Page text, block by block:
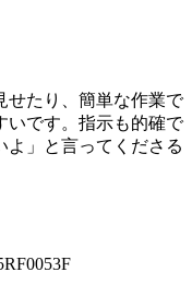
せたり、簡単な作業で
いです。指示も的確で
よ」と言ってくださる